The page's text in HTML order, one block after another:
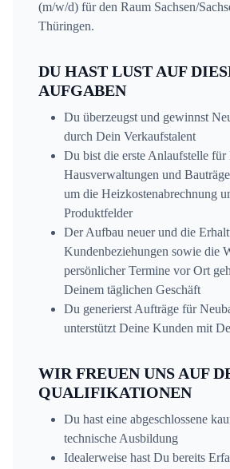
(m/w/d) für den Raum Sachsen/
Thüringen.
DU HAST LUST AUF
AUFGABEN
Du überzeugst und gewinnst
durch Dein Verkaufstalent
Du bist die erste Anlaufstelle
Hausverwaltungen und
um die Heizkostenabrechnung
Produktfelder
Der Aufbau neuer und die
Kundenbeziehungen sowie die
persönlicher Termine vor Ort
Deinem täglichen Geschäft
Du generierst Aufträge für
unterstützt Deine Kunden mit
WIR FREUEN UNS AUF
QUALIFIKATIONEN
Du hast eine abgeschlossene
technische Ausbildung
Idealerweise hast Du bereits